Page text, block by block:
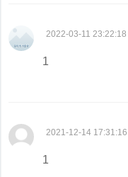
2022-03-11 23:22:18
1
2021-12-14 17:31:16
1